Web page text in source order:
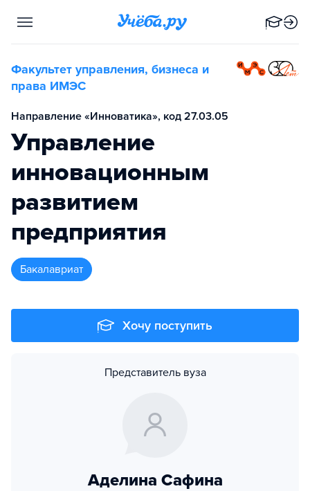
Факультет управления, бизнеса и
права ИМЭС
Направление «Инноватика», код 27.03.05
Управление
инновационным
развитием
предприятия
бакалавриат
Хочу поступить
Представитель вуза
Аделина Сафина